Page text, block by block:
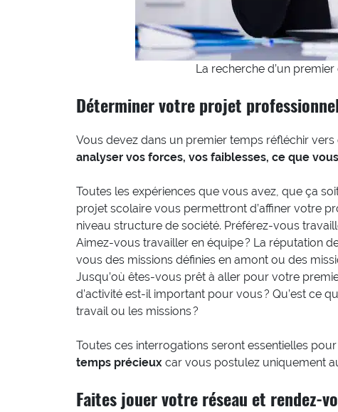
La recherche d’un
Déterminer votre projet
Vous devez dans un premier temps réfléchir
analyser vos forces, vos faiblesses, ce que
Toutes les expériences que vous avez, que ça
projet scolaire vous permettront d’affiner votre
niveau structure de société. Préférez-vous
Aimez-vous travailler en équipe ? La réputation
vous des missions définies en amont ou des
Jusqu’où êtes-vous prêt à aller pour votre
d’activité est-il important pour vous ? Qu’est ce
travail ou les missions ?
Toutes ces interrogations seront essentielles
temps précieux car vous postulez uniquement
Faites jouer votre réseau et rendez-